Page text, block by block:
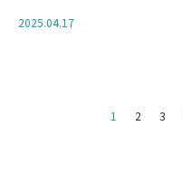
2025.04.17
1 2 3